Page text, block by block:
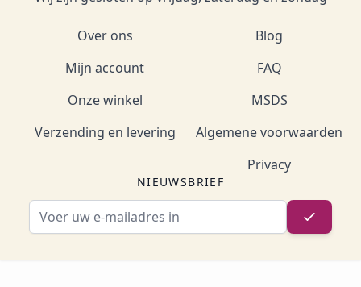
Over ons
Mijn account
Onze winkel
Verzending en levering
Blog
FAQ
MSDS
Algemene voorwaarden
Privacy
NIEUWSBRIEF